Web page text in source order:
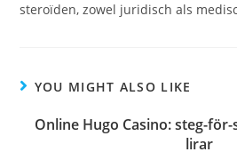
steroïden, zowel juridisch als
YOU MIGHT ALSO LIKE
Online Hugo Casino: steg-
lirar